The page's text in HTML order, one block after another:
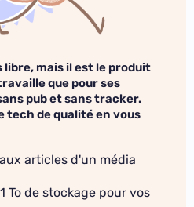
mais il est le produit
que pour ses
pub et sans tracker.
tech de qualité en vous
articles d'un média
To de stockage pour vos